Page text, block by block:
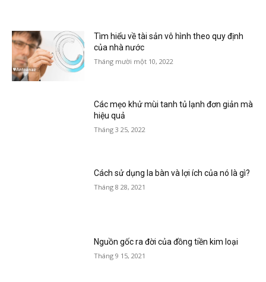
Tìm hiểu về tài sản vô hình theo quy định
của nhà nước
Tháng mười một 10, 2022
Các mẹo khử mùi tanh tủ lạnh đơn giản mà
hiệu quả
Tháng 3 25, 2022
Cách sử dụng la bàn và lợi ích của nó là gì?
Tháng 8 28, 2021
Nguồn gốc ra đời của đồng tiền kim loại
Tháng 9 15, 2021